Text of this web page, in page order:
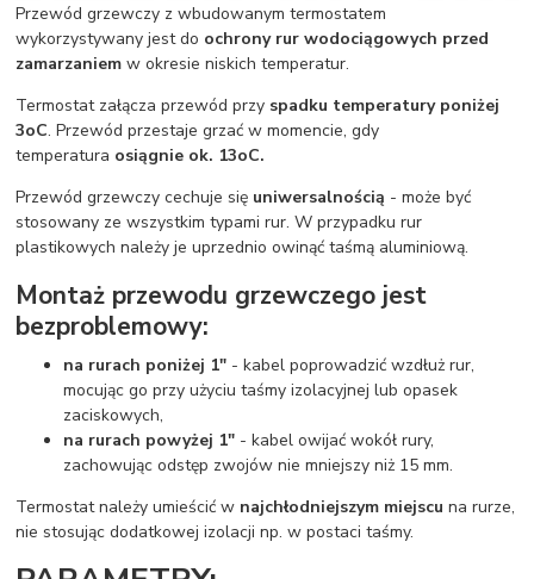
Przewód grzewczy z wbudowanym termostatem
wykorzystywany jest do ochrony rur wodociągowych przed
zamarzaniem w okresie niskich temperatur.
Termostat załącza przewód przy spadku temperatury poniżej
3oC. Przewód przestaje grzać w momencie, gdy
temperatura osiągnie ok. 13oC.
Przewód grzewczy cechuje się uniwersalnością - może być
stosowany ze wszystkim typami rur. W przypadku rur
plastikowych należy je uprzednio owinąć taśmą aluminiową.
Montaż przewodu grzewczego jest
bezproblemowy:
na rurach poniżej 1" - kabel poprowadzić wzdłuż rur,
mocując go przy użyciu taśmy izolacyjnej lub opasek
zaciskowych,
na rurach powyżej 1" - kabel owijać wokół rury,
zachowując odstęp zwojów nie mniejszy niż 15 mm.
Termostat należy umieścić w najchłodniejszym miejscu na rurze,
nie stosując dodatkowej izolacji np. w postaci taśmy.